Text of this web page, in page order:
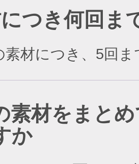
つき何回ま
素材につき、5回
素材をまと
か